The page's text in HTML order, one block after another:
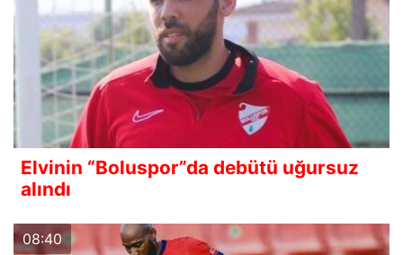
Elvinin “Boluspor”da debütü uğursuz
alındı
08:40